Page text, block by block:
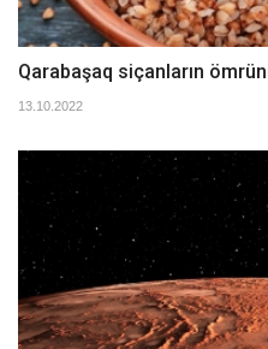
Qarabaşaq siçanların
13.10.2022